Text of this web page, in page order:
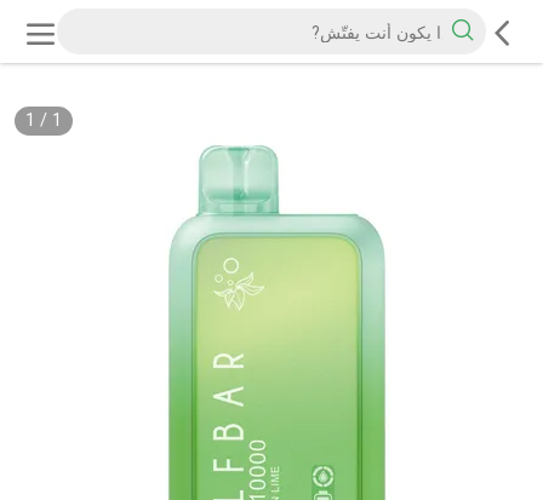
1
/
1